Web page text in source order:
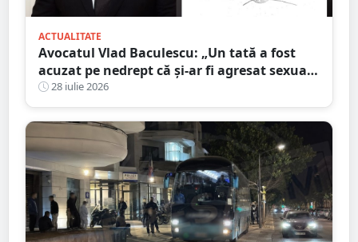
ACTUALITATE
Avocatul Vlad Baculescu: „Un tată a fost
acuzat pe nedrept că și-ar fi agresat sexual
fiica. Viața lui s-a prăbușit înainte ca
justiția să se pronunțe”
28 iulie 2026